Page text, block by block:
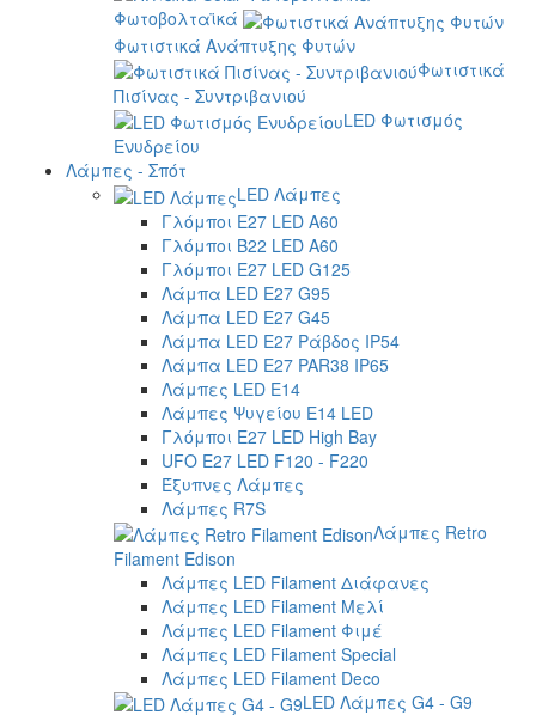
Φωτοβολταϊκά
Φωτιστικά Ανάπτυξης Φυτών
Φωτιστικά
Πισίνας - Συντριβανιού
LED Φωτισμός
Ενυδρείου
Λάμπες - Σπότ
LED Λάμπες
Γλόμποι E27 LED A60
Γλόμποι B22 LED A60
Γλόμποι E27 LED G125
Λάμπα LED E27 G95
Λάμπα LED E27 G45
Λάμπα LED E27 Ράβδος IP54
Λάμπα LED E27 PAR38 IP65
Λάμπες LED E14
Λάμπες Ψυγείου E14 LED
Γλόμποι E27 LED High Bay
UFO E27 LED F120 - F220
Έξυπνες Λάμπες
Λάμπες R7S
Λάμπες Retro
Filament Edison
Λάμπες LED Filament Διάφανες
Λάμπες LED Filament Μελί
Λάμπες LED Filament Φιμέ
Λάμπες LED Filament Special
Λάμπες LED Filament Deco
LED Λάμπες G4 - G9